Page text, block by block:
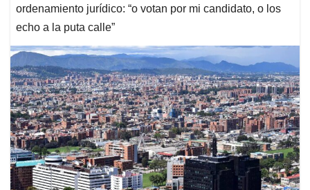
ordenamiento jurídico: “o votan por mi candidato, o los
echo a la puta calle”